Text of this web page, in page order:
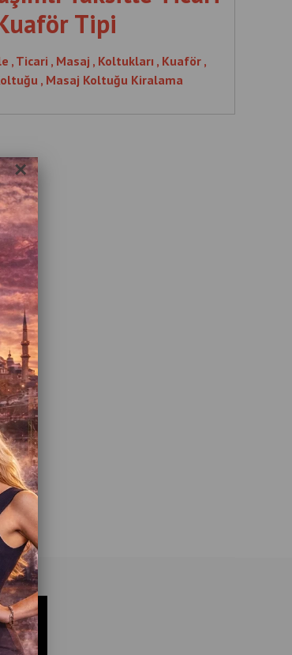
×
Tipi
, Ticari , Masaj , Koltukları , Kuaför ,
, Masaj Koltuğu Kiralama